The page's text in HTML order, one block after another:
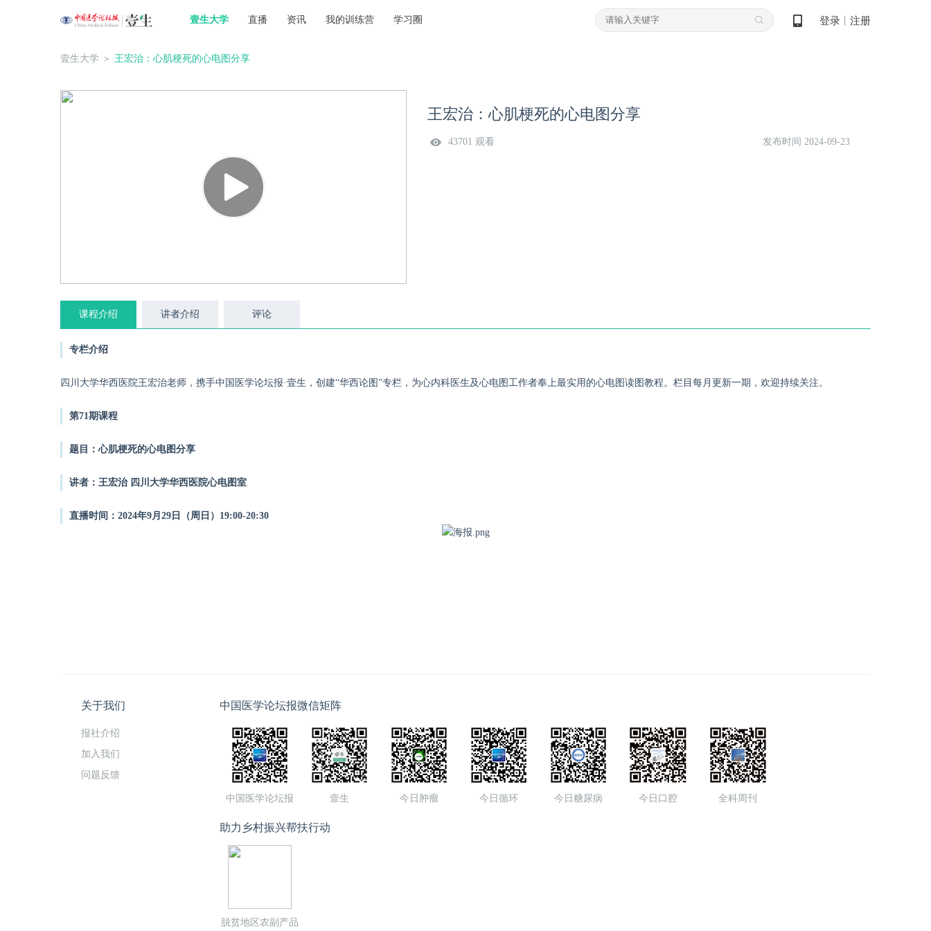
壹生大学 直播 资讯 我的训练营 学习圈 登录 注册
壹生大学 ＞ 王宏治：心肌梗死的心电图分享
王宏治：心肌梗死的心电图分享
43701 观看 发布时间 2024-09-23
课程介绍 讲者介绍 评论
专栏介绍
四川大学华西医院王宏治老师，携手中国医学论坛报·壹生，创建“华西论图”专栏，为心内科医生及心电图工作者奉上最实用的心电图读图教程。栏目每月更新一期，欢迎持续关注。
第71期课程
题目：心肌梗死的心电图分享
讲者：王宏治 四川大学华西医院心电图室
直播时间：2024年9月29日（周日）19:00-20:30
关于我们
报社介绍
加入我们
问题反馈
中国医学论坛报微信矩阵
中国医学论坛报 壹生 今日肿瘤 今日循环 今日糖尿病 今日口腔 全科周刊
助力乡村振兴帮扶行动
脱贫地区农副产品